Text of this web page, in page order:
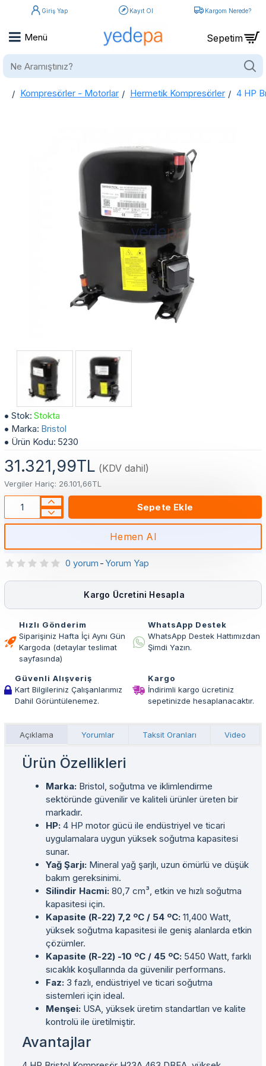
Giriş Yap Kayıt Ol Kargom Nerede?
Ne
home
Kompresörler - Motorlar Hermetik Kompresörler 4 HP
Stok: Stokta
Marka: Bristol
Ürün Kodu: 5230
0 yorum - Yorum Yap
31.321,99TL (KDV dahil)
Vergiler Hariç: 26.101,66TL
Sepete Ekle
Hemen Al
Kargo Ücretini Hesapla
Hızlı Gönderim
Siparişiniz Hafta İçi Aynı Gün
Kargoda (detaylar teslimat
sayfasında)
WhatsApp Destek
WhatsApp Destek Hattımızdan
Şimdi Yazın.
Güvenli Alışveriş
Kart Bilgileriniz Çalışanlarımız
Dahil Görüntülenemez.
Kargo
İndirimli kargo ücretiniz
sepetinizde hesaplanacaktır.
Açıklama Yorumlar Taksit Oranları Video
Ürün Özellikleri
Marka: Bristol, soğutma ve iklimlendirme
sektöründe güvenilir ve kaliteli ürünler üreten bir
markadır.
HP: 4 HP motor gücü ile endüstriyel ve ticari
uygulamalara uygun yüksek soğutma kapasitesi
sunar.
Yağ Şarjı: Mineral yağ şarjlı, uzun ömürlü ve düşük
bakım gereksinimi.
Silindir Hacmi: 80,7 cm³, etkin ve hızlı soğutma
kapasitesi için.
Kapasite (R-22) 7,2 ºC / 54 ºC: 11,400 Watt,
yüksek soğutma kapasitesi ile geniş alanlarda etkin
çözümler.
Kapasite (R-22) -10 ºC / 45 ºC: 5450 Watt, farklı
sıcaklık koşullarında da güvenilir performans.
Faz: 3 fazlı, endüstriyel ve ticari soğutma
sistemleri için ideal.
Menşei: USA, yüksek üretim standartları ve kalite
kontrolü ile üretilmiştir.
Avantajlar